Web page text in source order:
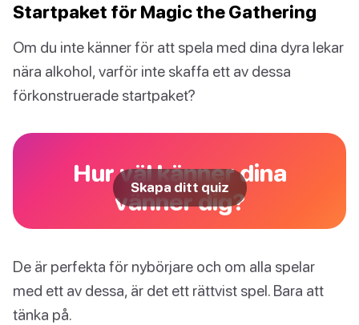
Startpaket för Magic the Gathering
Om du inte känner för att spela med dina dyra lekar
nära alkohol, varför inte skaffa ett av dessa
förkonstruerade startpaket?
Hur väl känner dina
vänner dig?
Skapa ditt quiz
De är perfekta för nybörjare och om alla spelar
med ett av dessa, är det ett rättvist spel. Bara att
tänka på.